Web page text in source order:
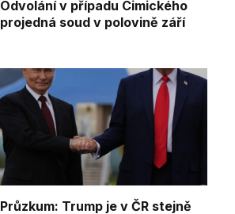
Odvolání v případu Cimického
projedná soud v polovině září
Průzkum: Trump je v ČR stejně